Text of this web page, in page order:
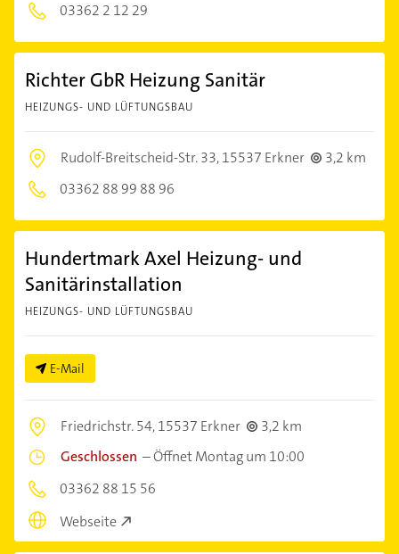
03362 2 12 29
Richter GbR Heizung Sanitär
HEIZUNGS- UND LÜFTUNGSBAU
Rudolf-Breitscheid-Str. 33,15537 Erkner
3,2 km
03362 88 99 88 96
Hundertmark Axel Heizung- und
Sanitärinstallation
HEIZUNGS- UND LÜFTUNGSBAU
E-Mail
Friedrichstr. 54,15537 Erkner
3,2 km
Geschlossen –Öffnet Montag um 10:00
03362 88 15 56
Webseite